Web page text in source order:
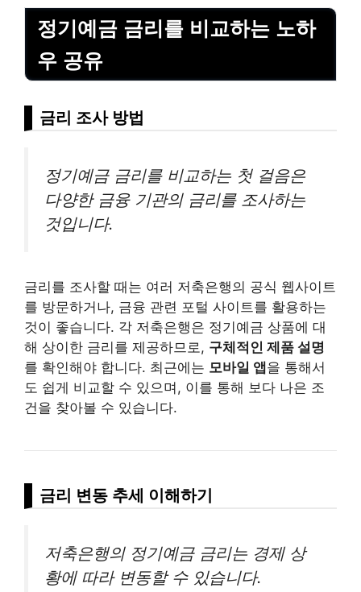
정기예금 금리를 비교하는 노하
우 공유
금리 조사 방법
정기예금 금리를 비교하는 첫 걸음은
다양한 금융 기관의 금리를 조사하는
것입니다.
금리를 조사할 때는 여러 저축은행의 공식 웹사이트
를 방문하거나, 금융 관련 포털 사이트를 활용하는
것이 좋습니다. 각 저축은행은 정기예금 상품에 대
해 상이한 금리를 제공하므로, 구체적인 제품 설명
를 확인해야 합니다. 최근에는 모바일 앱을 통해서
도 쉽게 비교할 수 있으며, 이를 통해 보다 나은 조
건을 찾아볼 수 있습니다.
금리 변동 추세 이해하기
저축은행의 정기예금 금리는 경제 상
황에 따라 변동할 수 있습니다.